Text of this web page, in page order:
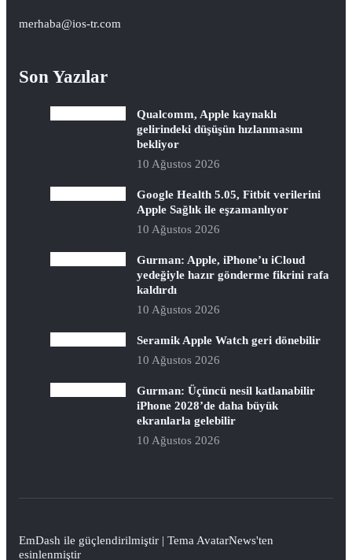
merhaba@ios-tr.com
Son Yazılar
Qualcomm, Apple kaynaklı
gelirindeki düşüşün hızlanmasını
bekliyor
10 Ağustos 2026
Google Health 5.05, Fitbit verilerini
Apple Sağlık ile eşzamanlıyor
10 Ağustos 2026
Gurman: Apple, iPhone’u iCloud
yedeğiyle hazır gönderme fikrini rafa
kaldırdı
10 Ağustos 2026
Seramik Apple Watch geri dönebilir
10 Ağustos 2026
Gurman: Üçüncü nesil katlanabilir
iPhone 2028’de daha büyük
ekranlarla gelebilir
10 Ağustos 2026
EmDash ile güçlendirilmiştir | Tema AvatarNews'ten
esinlenmiştir